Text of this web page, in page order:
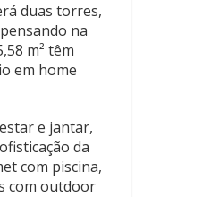
duas torres,
na
m² têm
em home
e jantar,
da
com piscina,
com outdoor